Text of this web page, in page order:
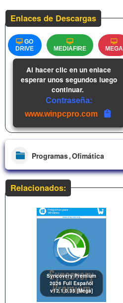
Enlaces de Descargas
GO
DRIVE
MEDIAFIRE MEGA
Al hacer clic en un enlace
esperar unos segundos luego
continuar.
Contraseña:
www.winpcpro.com
Programas Ofimática
Relacionados:
Syncovery Premium
2026 Full Español
v12.1.0.35 [Mega]